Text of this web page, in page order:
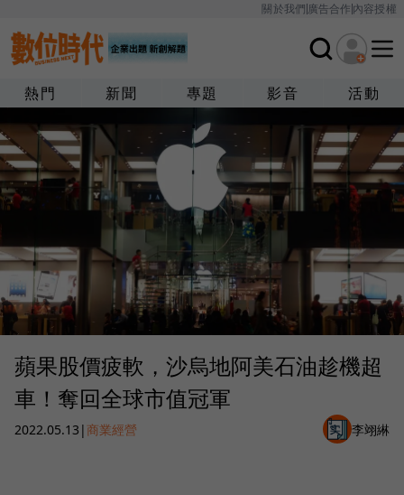
關於我們廣告合作內容授權
熱門 新聞 專題 影音 活動
蘋果股價疲軟，沙烏地阿美石油趁機超
車！奪回全球市值冠軍
2022.05.13 |商業經營 李翊綝